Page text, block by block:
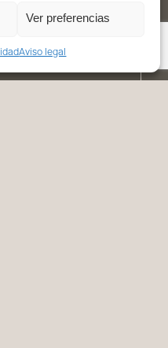
Ver preferencias
Aviso legal